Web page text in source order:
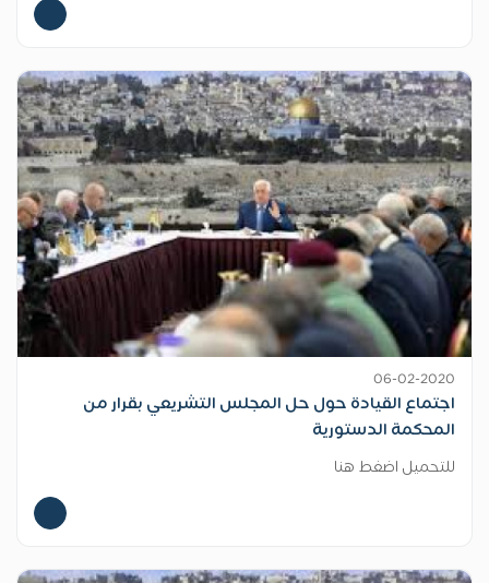
06-02-2020
اجتماع القيادة حول حل المجلس التشريعي بقرار من
المحكمة الدستورية
للتحميل اضغط هنا